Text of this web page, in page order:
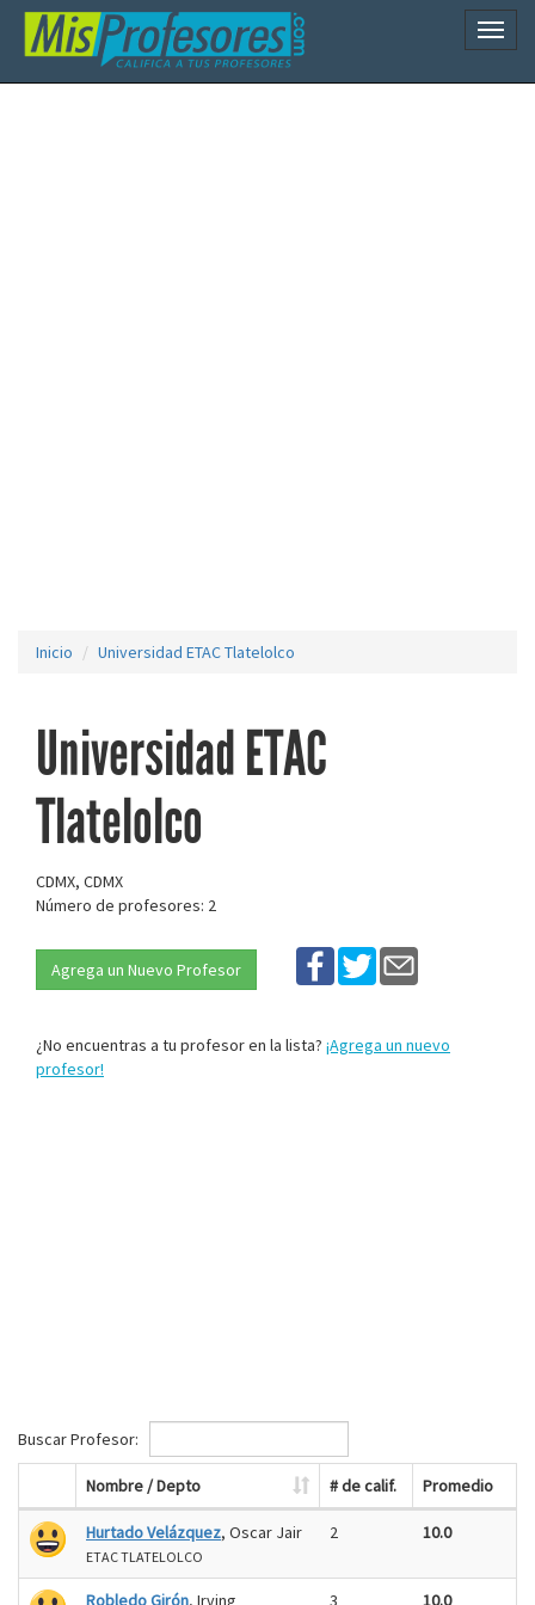
Inicio Universidad ETAC Tlatelolco
Universidad ETAC
Tlatelolco
CDMX, CDMX
Número de profesores: 2
Agrega un Nuevo Profesor
¿No encuentras a tu profesor en la lista? ¡Agrega un nuevo
profesor!
Buscar Profesor:
Nombre / Depto # de calif. Promedio
Hurtado Velázquez, Oscar Jair
ETAC TLATELOLCO
2 10.0
Robledo Girón, Irving 3 10.0